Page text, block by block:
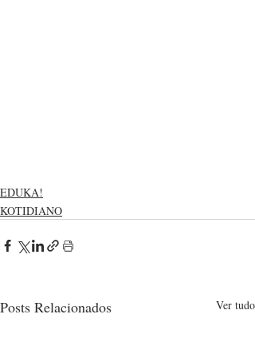
EDUKA!
KOTIDIANO
Posts Relacionados Ver tudo